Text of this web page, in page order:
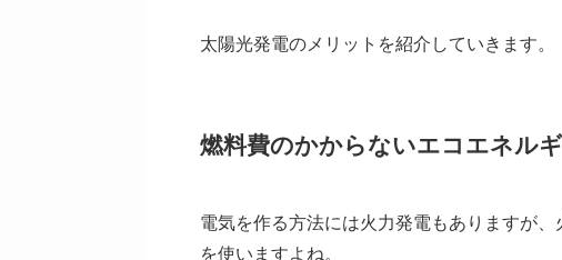
太陽光発電のメリットを紹介していきます。
燃料費のかからないエコエネル
電気を作る方法には火力発電もありますが
を使いますよね。